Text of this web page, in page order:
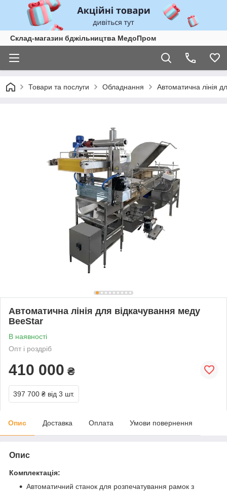
Склад-магазин бджільництва МедоПром
Товари та послуги Обладнання Автоматична лінія
Автоматична лінія для відкачування меду
BeeStar
В наявності
Опт і роздріб
410 000 ₴
397 700 ₴ від 3 шт.
Опис Доставка Оплата Умови повернення
Опис
Комплектація:
Автоматичний станок для розпечатування рамок з